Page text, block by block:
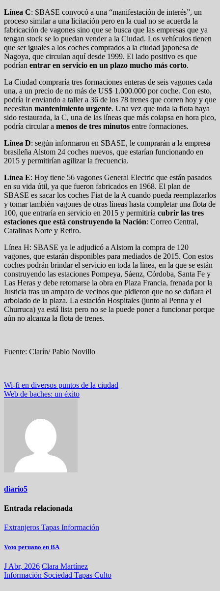
Línea C: SBASE convocó a una “manifestación de interés”, un
proceso similar a una licitación pero en la cual no se acuerda la
fabricación de vagones sino que se busca que las empresas que ya
tengan stock se lo puedan vender a la Ciudad. Los vehículos tienen
que ser iguales a los coches comprados a la ciudad japonesa de
Nagoya, que circulan aquí desde 1999. El lado positivo es que
podrían entrar en servicio en un plazo mucho más corto.
La Ciudad compraría tres formaciones enteras de seis vagones cada
una, a un precio de no más de US$ 1.000.000 por coche. Con esto,
podría ir enviando a taller a 36 de los 78 trenes que corren hoy y que
necesitan mantenimiento urgente. Una vez que toda la flota haya
sido restaurada, la C, una de las líneas que más colapsa en hora pico,
podría circular a menos de tres minutos entre formaciones.
Línea D: según informaron en SBASE, le comprarán a la empresa
brasileña Alstom 24 coches nuevos, que estarían funcionando en
2015 y permitirían agilizar la frecuencia.
Línea E: Hoy tiene 56 vagones General Electric que están pasados
en su vida útil, ya que fueron fabricados en 1968. El plan de
SBASE es sacar los coches Fiat de la A cuando pueda reemplazarlos
y tomar también vagones de otras líneas hasta completar una flota de
100, que entraría en servicio en 2015 y permitiría cubrir las tres
estaciones que está construyendo la Nación: Correo Central,
Catalinas Norte y Retiro.
Línea H: SBASE ya le adjudicó a Alstom la compra de 120
vagones, que estarán disponibles para mediados de 2015. Con estos
coches podrán brindar el servicio en toda la línea, en la que se están
construyendo las estaciones Pompeya, Sáenz, Córdoba, Santa Fe y
Las Heras y debe retomarse la obra en Plaza Francia, frenada por la
Justicia tras un amparo de vecinos que pidieron que no se dañara el
arbolado de la plaza. La estación Hospitales (junto al Penna y el
Churruca) ya está lista pero no se la puede poner a funcionar porque
aún no alcanza la flota de trenes.
Fuente: Clarín/ Pablo Novillo
Navegación
de
Wi-fi en diversos puntos de la ciudad
Web de baches: un éxito
diario5
Entrada relacionada
Extranjeros Tapas Información
Voto peruano en BA
J Abr, 2026 Clara Martínez
Información Sociedad Tapas Culto